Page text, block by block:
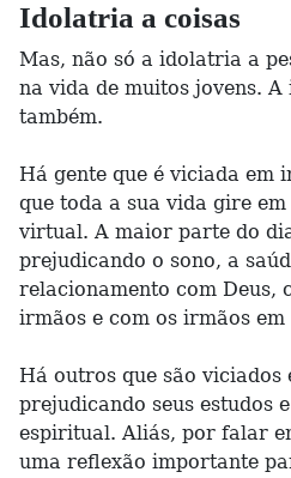
Idolatria a coisas
Mas, não só a idolatria a
na vida de muitos jovens.
também.
Há gente que é viciada em
que toda a sua vida gire
virtual. A maior parte do
prejudicando o sono, a
relacionamento com Deus,
irmãos e com os irmãos em
Há outros que são viciados
prejudicando seus estudos
espiritual. Aliás, por falar
uma reflexão importante